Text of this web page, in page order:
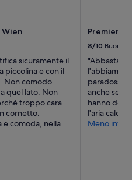
sicuramente il
piccolina e con il
Non comodo
quel lato. Non
troppo cara
cornetto.
e comoda, nella
Premier
8/10 Buono
l'abbiamo
anche se
hanno
l'aria calda."
Meno